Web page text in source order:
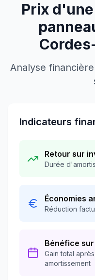
Prix
Analyse
Indicateurs
Retour sur
Durée
Économies
Réduction
Bénéfice
Gain total après
amortissement